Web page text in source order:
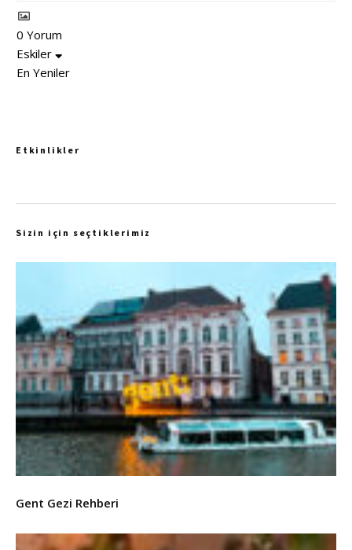
0 Yorum
Eskiler
En Yeniler
Etkinlikler
Sizin için seçtiklerimiz
Gent Gezi Rehberi